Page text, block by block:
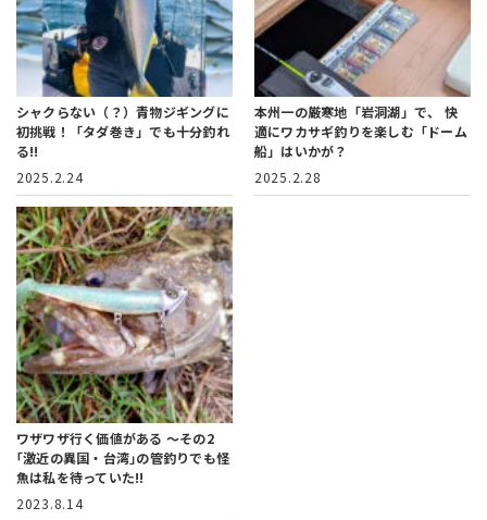
シャクらない（？）青物ジギングに
初挑戦！
「タダ巻き」でも十分釣れ
る!!
2025.2.24
本州一の厳寒地「岩洞湖」で、 快
適にワカサギ釣りを楽しむ「ドーム
船」はいかが？
2025.2.28
ワザワザ行く価値がある ～その2
｢激近の異国・台湾｣の管釣りでも怪
魚は私を待っていた!!
2023.8.14